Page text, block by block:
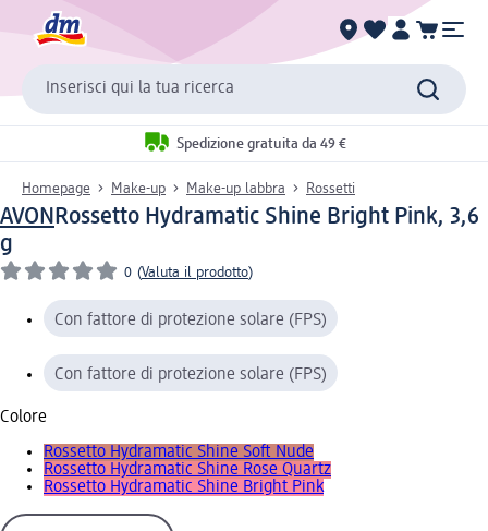
Inserisci qui la tua ricerca
Spedizione gratuita da 49 €
Homepage Make-up Make-up labbra Rossetti
AVONRossetto Hydramatic Shine Bright Pink, 3,6
g
0 (Valuta il prodotto)
Con fattore di protezione solare (FPS)
Con fattore di protezione solare (FPS)
Colore
Rossetto Hydramatic Shine Soft Nude
Rossetto Hydramatic Shine Rose Quartz
Rossetto Hydramatic Shine Bright Pink